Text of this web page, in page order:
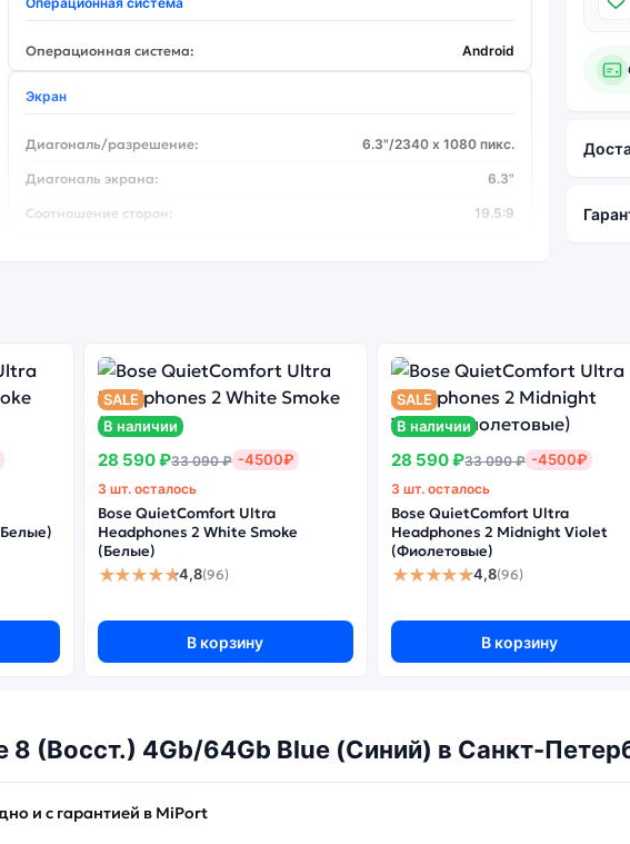
Операционная система: Android
Экран
Диагональ/разрешение: 6.3"/2340 х 1080 пикс.
Диагональ экрана: 6.3"
Соотношение сторон: 19.5:9
Производитель процессора: Snapdragon
Тип процессора: 665
Количество ядер: 8
SALE
В наличии
28 590 ₽33 090 ₽ -4500₽
3 шт. осталось
Bose QuietComfort Ultra
Headphones 2 White Smoke
(Белые)
★★★★★4,8(96)
В корзину
SALE
В наличии
28 590 ₽33 090 ₽ -4500₽
3 шт. осталось
Bose QuietComfort Ultra
Headphones 2 Midnight Violet
(Фиолетовые)
★★★★★4,8(96)
В корзину
8 (Восст.) 4Gb/64Gb Blue (Синий) в Санкт-
и с гарантией в MiPort